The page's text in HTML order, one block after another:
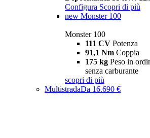
Configura Scopri di più
new Monster 100
Monster 100
111 CV Potenza
91,1 Nm Coppia
175 kg Peso in
senza carburante
scopri di più
MultistradaDa 16.690 €